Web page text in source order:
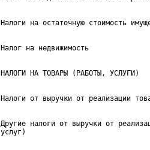
Другие налоги от выручки от